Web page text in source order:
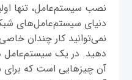
نصب سیستم‌عامل، تنها
دنیای سیستم‌عامل‌های
نمی‌توانید کار چندان
دهید. در یک سیستم‌عامل
آن چیزهایی است که برای